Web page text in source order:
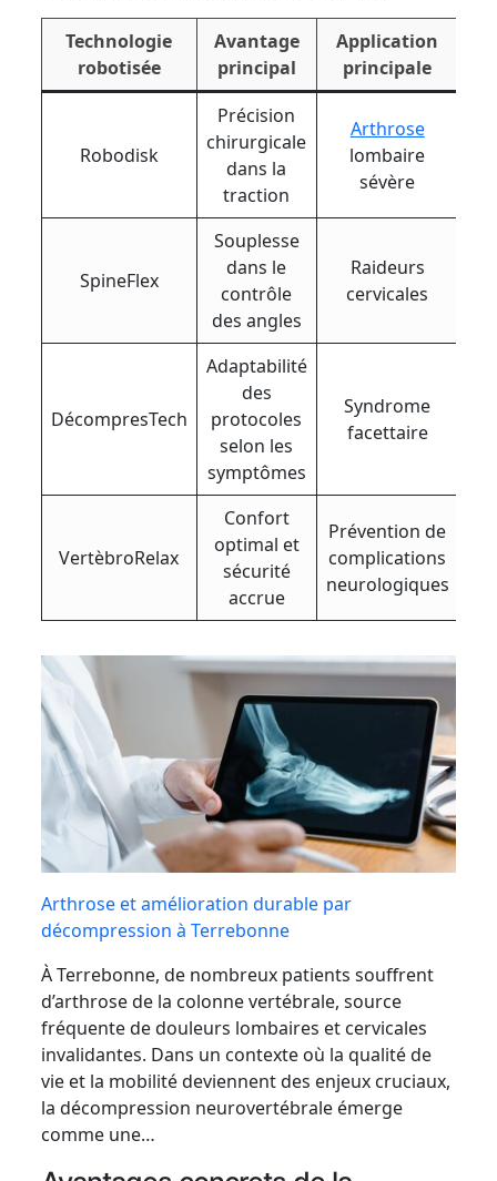
Technologie
robotisée
Avantage
principal
Application
principale
Robodisk
Précision
chirurgicale
dans la
traction
Arthrose
lombaire
sévère
SpineFlex
Souplesse
dans le
contrôle
des angles
Raideurs
cervicales
DécompresTech
Adaptabilité
des
protocoles
selon les
symptômes
Syndrome
facettaire
VertèbroRelax
Confort
optimal et
sécurité
accrue
Prévention de
complications
neurologiques
Arthrose et amélioration durable par
décompression à Terrebonne
À Terrebonne, de nombreux patients souffrent
d’arthrose de la colonne vertébrale, source
fréquente de douleurs lombaires et cervicales
invalidantes. Dans un contexte où la qualité de
vie et la mobilité deviennent des enjeux cruciaux,
la décompression neurovertébrale émerge
comme une…